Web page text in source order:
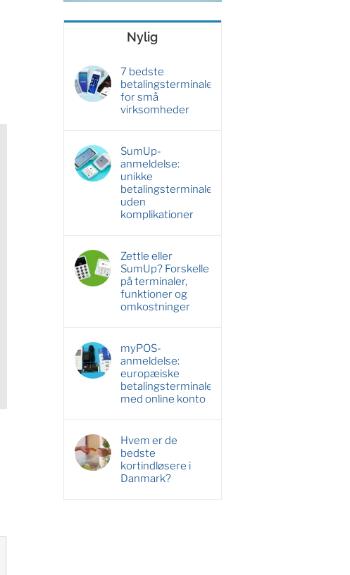
Nylig
7 bedste
betalingsterminaler
for små
virksomheder
SumUp-
anmeldelse:
unikke
betalingsterminaler
uden
komplikationer
Zettle eller
SumUp? Forskelle
på terminaler,
funktioner og
omkostninger
myPOS-
anmeldelse:
europæiske
betalingsterminaler
med online konto
Hvem er de
bedste
kortindløsere i
Danmark?